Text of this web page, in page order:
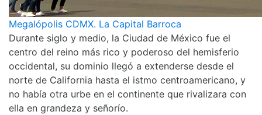
Megalópolis CDMX. La Capital Barroca
Durante siglo y medio, la Ciudad de México fue el
centro del reino más rico y poderoso del hemisferio
occidental, su dominio llegó a extenderse desde el
norte de California hasta el istmo centroamericano, y
no había otra urbe en el continente que rivalizara con
ella en grandeza y señorío.